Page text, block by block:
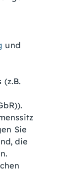
und
(z.B.
Sie
die